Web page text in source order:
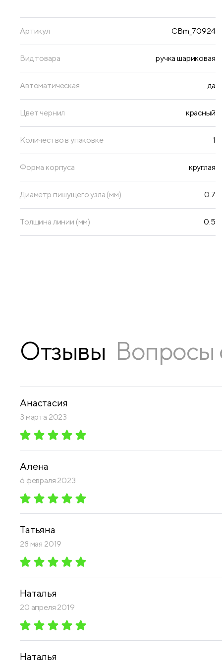
Артикул CBm_70924
Вид товара ручка шариковая
Автоматическая да
Цвет чернил красный
Количество в упаковке 1
Форма корпуса круглая
Диаметр пишущего узла (мм) 0.7
Толщина линии (мм) 0.5
Отзывы Вопросы
Анастасия
3 марта 2023
Алена
6 февраля 2023
Татьяна
28 мая 2019
Наталья
20 апреля 2019
Наталья